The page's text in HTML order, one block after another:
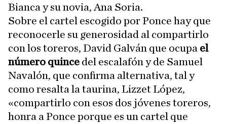
Bianca y su novia, Ana Soria.
Sobre el cartel escogido por Ponce hay que
reconocerle su generosidad al compartirlo
con los toreros, David Galván que ocupa el
número quince del escalafón y de Samuel
Navalón, que confirma alternativa, tal y
como resalta la taurina, Lizzet López,
«compartirlo con esos dos jóvenes toreros,
honra a Ponce porque es un cartel que